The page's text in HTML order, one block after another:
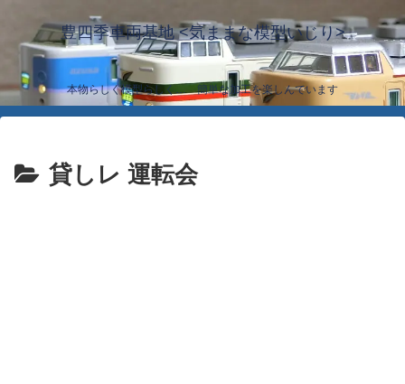
豊四季車両基地 <気ままな模型いじり>
本物らしく模型らしく… 簡単な加工を楽しんでいます
貸しレ 運転会